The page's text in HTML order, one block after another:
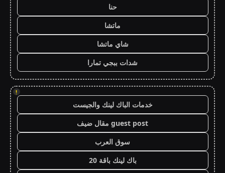
حنا
ماتشا
شاي ماتشا
شدات ببجي تمارا
!
خدمات الباك لينك والجيست
guest post مقال ضيف
سوق العرب
باك لينك باقة 20